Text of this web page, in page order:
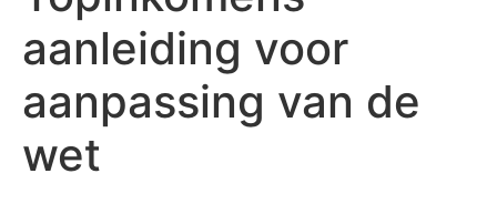
aanleiding voor
aanpassing van de
wet